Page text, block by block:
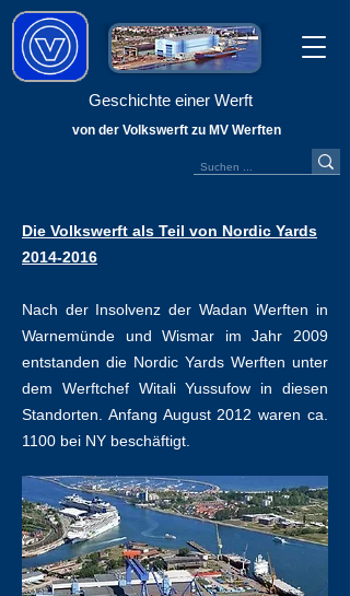
Geschichte einer Werft
von der Volkswerft zu MV Werften
Die Volkswerft als Teil von Nordic Yards
2014-2016
Nach der Insolvenz der Wadan Werften in
Warnemünde und Wismar im Jahr 2009
entstanden die Nordic Yards Werften unter
dem Werftchef Witali Yussufow in diesen
Standorten. Anfang August 2012 waren ca.
1100 bei NY beschäftigt.